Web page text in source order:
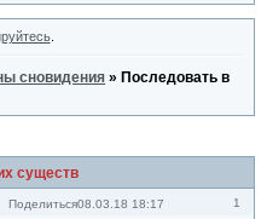
.
сновидения » Последовать в
существ
Поделиться 1
08.03.18 18:17